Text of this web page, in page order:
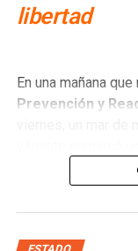
libertad
​En una mañana
Prevención y